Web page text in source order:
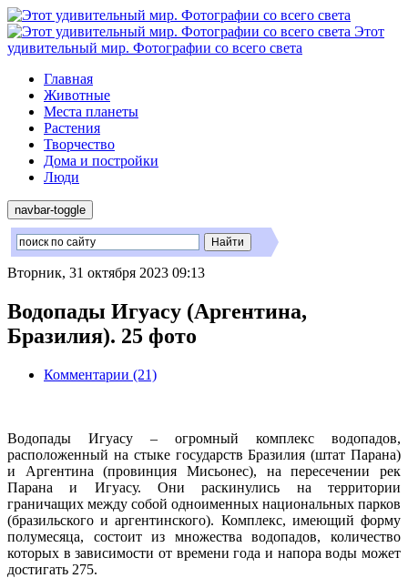
Этот
удивительный мир. Фотографии со всего света
Главная
Животные
Места планеты
Растения
Творчество
Дома и постройки
Люди
navbar-toggle
Вторник, 31 октября 2023 09:13
Водопады Игуасу (Аргентина,
Бразилия). 25 фото
Комментарии (21)
Водопады Игуасу – огромный комплекс водопадов,
расположенный на стыке государств Бразилия (штат Парана)
и Аргентина (провинция Мисьонес), на пересечении рек
Парана и Игуасу. Они раскинулись на территории
граничащих между собой одноименных национальных парков
(бразильского и аргентинского). Комплекс, имеющий форму
полумесяца, состоит из множества водопадов, количество
которых в зависимости от времени года и напора воды может
достигать 275.